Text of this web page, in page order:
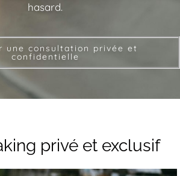
hasard.
une consultation privée et
confidentielle
privé et exclusif